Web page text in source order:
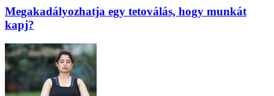
Megakadályozhatja egy tetoválás, hogy munkát
kapj?